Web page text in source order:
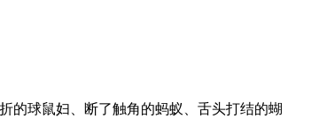
的球鼠妇、断了触角的蚂蚁、舌头打结的蝴